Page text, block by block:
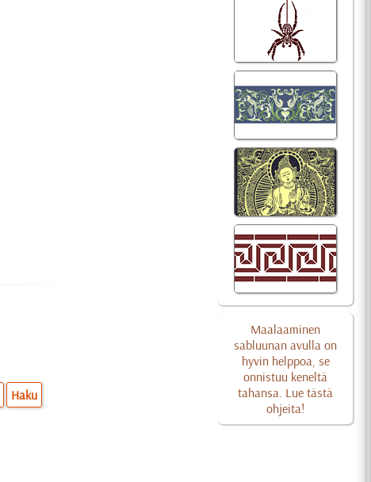
Maalaaminen
sabluunan avulla on
hyvin helppoa, se
onnistuu keneltä
tahansa. Lue tästä
ohjeita!
Haku